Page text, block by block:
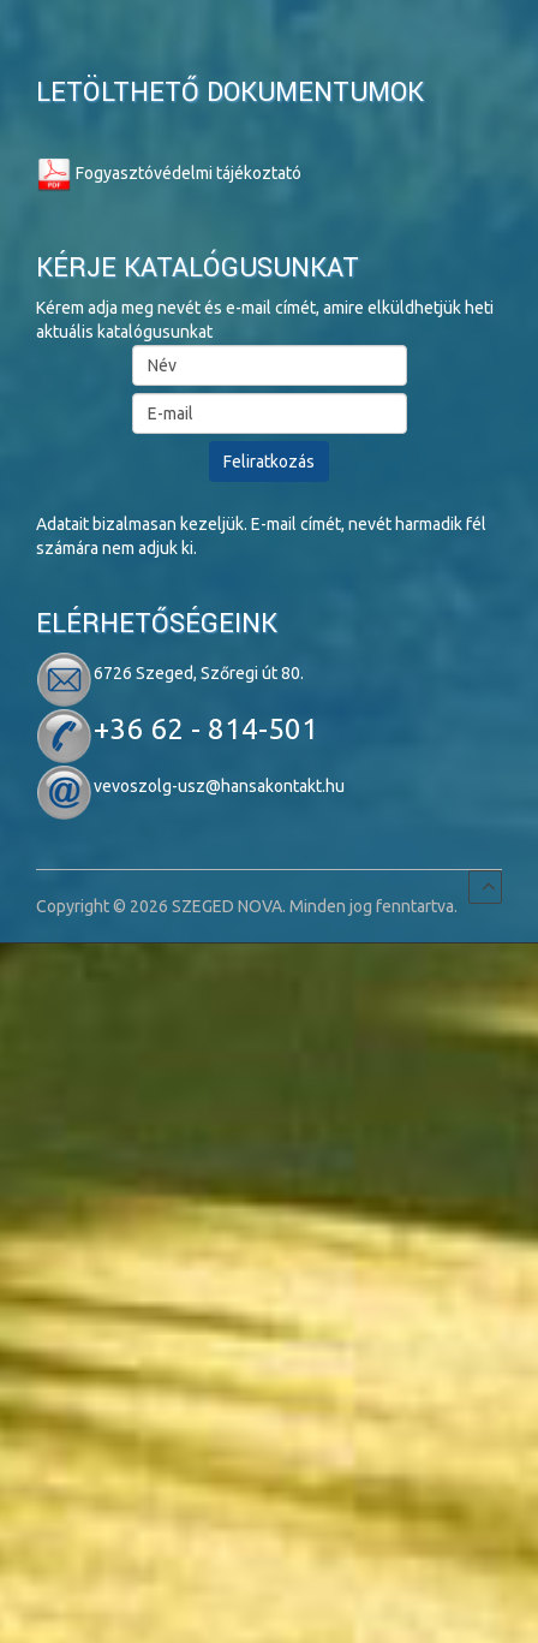
LETÖLTHETŐ DOKUMENTUMOK
Fogyasztóvédelmi tájékoztató
KÉRJE KATALÓGUSUNKAT
Kérem adja meg nevét és e-mail címét, amire elküldhetjük heti
aktuális katalógusunkat
Adatait bizalmasan kezeljük. E-mail címét, nevét harmadik fél
számára nem adjuk ki.
ELÉRHETŐSÉGEINK
6726 Szeged, Szőregi út 80.
+36 62 - 814-501
vevoszolg-usz@hansakontakt.hu
Copyright © 2026 SZEGED NOVA. Minden jog fenntartva.